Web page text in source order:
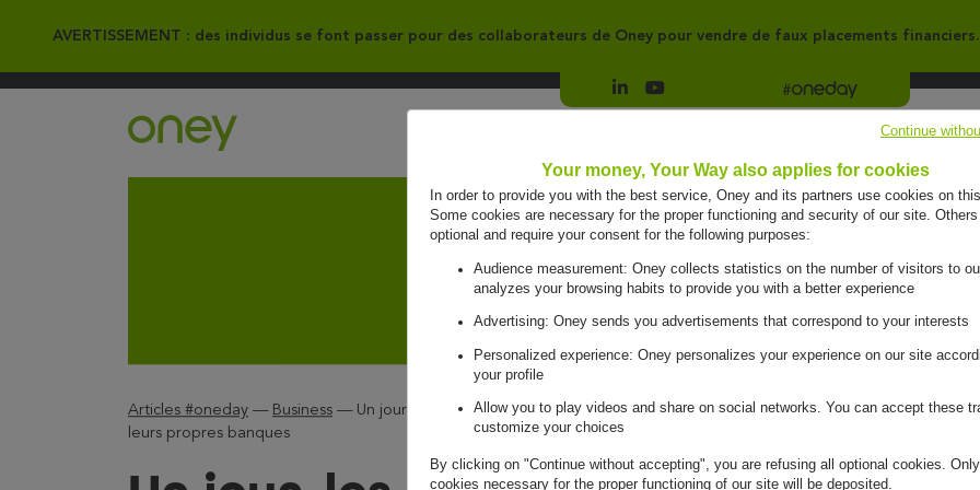
AVERTISSEMENT : des individus se font passer pour des collaborateurs de Oney pour vendre de faux placements financiers.
Suivre Oney sur LinkedIn
Suivre Oney sur YouTubeVoir les articles #oneday
Engagements
Articles #oneday — Business — Un jour, les GAFAM auront
leurs propres banques
Your money, Your Way also applies for cookies
In order to provide you with the best service, Oney and its partners use cookies on
Some cookies are necessary for the proper functioning and security of our site. Others
optional and require your consent for the following purposes:
Audience measurement: Oney collects statistics on the number of visitors to
analyzes your browsing habits to provide you with a better experience
Advertising: Oney sends you advertisements that correspond to your interests
Personalized experience: Oney personalizes your experience on our site
your profile
Allow you to play videos and share on social networks. You can accept these
customize your choices
By clicking on "Continue without accepting", you are refusing all optional cookies.
cookies necessary for the proper functioning of our site will be deposited.
Continue